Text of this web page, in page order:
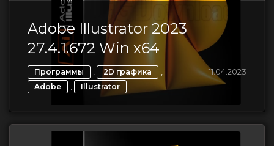
Adobe Illustrator 2023
27.4.1.672 Win x64
Программы , 2D графика ,
Adobe , Illustrator
11.04.2023